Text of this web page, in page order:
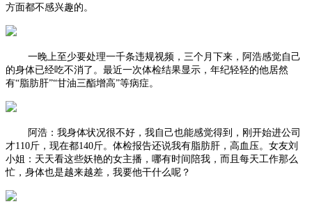
方面都不感兴趣的。
一晚上至少要处理一千条违规视频，三个月下来，阿浩感觉自己
的身体已经吃不消了。最近一次体检结果显示，年纪轻轻的他居然
有“脂肪肝”“甘油三酯增高”等病症。
阿浩：我身体状况很不好，我自己也能感觉得到，刚开始进公司
才110斤，现在都140斤。体检报告还说我有脂肪肝，高血压。女友刘
小姐：天天看这些妖艳的女主播，哪有时间陪我，而且每天工作那么
忙，身体也是越来越差，我要他干什么呢？